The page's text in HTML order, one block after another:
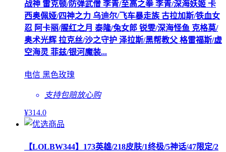
战神 雷克顿/防弹武僧 李青/至高之拳 李青/深海妖姬 卡
西奥佩娅/四神之力 乌迪尔/飞车暴走族 古拉加斯/铁血女
忍 阿卡丽/腥红之月 泰隆/兔女郎 锐雯/深海怪鱼 克格莫/
奥术光辉 拉克丝/沙之守护 泽拉斯/黑帮教父 格雷福斯/虚
空海灵 菲兹/银河魔装...
电信 黑色玫瑰
支持包赔放心购
¥314.0
【LOLBW344】173英雄/218皮肤/1终极/5神话/47限定/2